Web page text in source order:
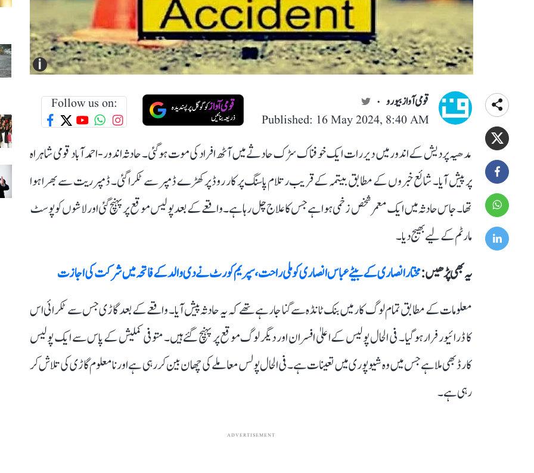
i
قومی آواز بیورو
Published: 16 May 2024, 8:40 AM
Follow us on:
مدھیہ پردیش کے اندور میں دیر رات ایک خوفناک سڑک حادثے میں آٹھ افراد کی موت ہو گئی۔ حادثہ اندور-احمد آباد قومی شاہراہ
پر پیش آیا۔ شائع خبروں کے مطابق بیتمہ کے قریب رتلام پاسنگ پر کار روڈ پر کھڑے ڈمپر سے ٹکرا گئی۔ ڈمپر ریت سے بھرا ہوا
تھا۔ جاس حادثہ میں ایک معمر شخص زخمی ہوا ہے جس کا علاج چل رہا ہے۔ واقعے کے بعد پولیس موقع پر پہنچ گئی اور لاشوں کو پوسٹ
مارٹم کے لیے بھیج دیا۔
یہ بھی پڑھیں :مختار انصاری کے بیٹے عباس انصاری کو ملی راحت، سپریم کورٹ نے دی والد کے فاتحہ میں شرکت کی اجازت
معلومات کے مطابق تمام لوگ کار میں بنک ٹانڈہ سے گنا جا رہے تھے کہ یہ حادثہ پیش آیا۔ واقعے کے بعد گاڑی جس سے ٹکرائی اس
کا ڈرائیور فرار ہوگیا۔ فی الحال پولیس کے اعلیٰ افسران اور دیگر لوگ موقع پر پہنچ گئے ہیں۔ متوفی کملیش کے پاس سے ایک پولیس
کارڈ بھی ملا ہے جس میں وہ شیو پوری میں تعینات ہے۔ فی الحال پولس معاملے کی چھان بین کر رہی ہے اور نامعلوم گاڑی کی تلاش کر
رہی ہے۔
ADVERTISEMENT